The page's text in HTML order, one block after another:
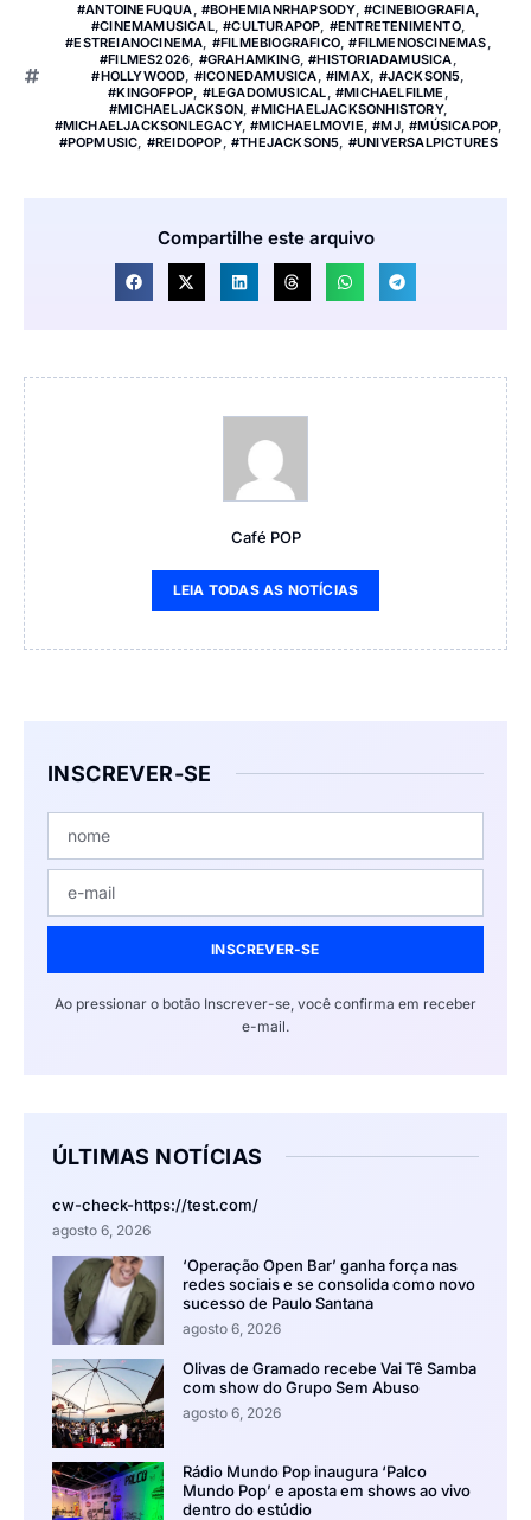
#ANTOINEFUQUA,#BOHEMIANRHAPSODY, #CINEBIOGRAFIA,
#CINEMAMUSICAL,#CULTURAPOP, #ENTRETENIMENTO,
#ESTREIANOCINEMA, #FILMEBIOGRAFICO,#FILMENOSCINEMAS,
#FILMES2026, #GRAHAMKING,#HISTORIADAMUSICA,
#HOLLYWOOD, #ICONEDAMUSICA,#IMAX, #JACKSON5,
#KINGOFPOP, #LEGADOMUSICAL, #MICHAELFILME ,
#MICHAELJACKSON,#MICHAELJACKSONHISTORY,
#MICHAELJACKSONLEGACY,#MICHAELMOVIE,#MJ,#MÚSICAPOP,
#POPMUSIC, #REIDOPOP, #THEJACKSON5, #UNIVERSALPICTURES
Compartilhe este arquivo
Café POP
LEIA TODAS AS NOTÍCIAS
INSCREVER-SE
INSCREVER-SE
Ao pressionar o botão Inscrever-se, você confirma em receber
e-mail.
ÚLTIMAS NOTÍCIAS
cw-check-https://test.com/
agosto 6, 2026
‘Operação Open Bar’ ganha força nas
redes sociais e se consolida como novo
sucesso de Paulo Santana
agosto 6, 2026
Olivas de Gramado recebe Vai Tê Samba
com show do Grupo Sem Abuso
agosto 6, 2026
Rádio Mundo Pop inaugura ‘Palco
Mundo Pop’ e aposta em shows ao vivo
dentro do estúdio